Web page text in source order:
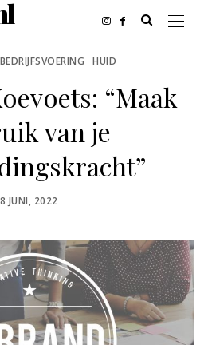
HUID
“Maak
van je
POSTED
8 JUNI, 2022